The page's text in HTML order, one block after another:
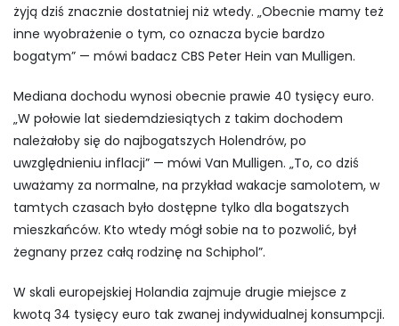
żyją dziś znacznie dostatniej niż wtedy. „Obecnie mamy też
inne wyobrażenie o tym, co oznacza bycie bardzo
bogatym” — mówi badacz CBS Peter Hein van Mulligen.
Mediana dochodu wynosi obecnie prawie 40 tysięcy euro.
„W połowie lat siedemdziesiątych z takim dochodem
należałoby się do najbogatszych Holendrów, po
uwzględnieniu inflacji” — mówi Van Mulligen. „To, co dziś
uważamy za normalne, na przykład wakacje samolotem, w
tamtych czasach było dostępne tylko dla bogatszych
mieszkańców. Kto wtedy mógł sobie na to pozwolić, był
żegnany przez całą rodzinę na Schiphol”.
W skali europejskiej Holandia zajmuje drugie miejsce z
kwotą 34 tysięcy euro tak zwanej indywidualnej konsumpcji.